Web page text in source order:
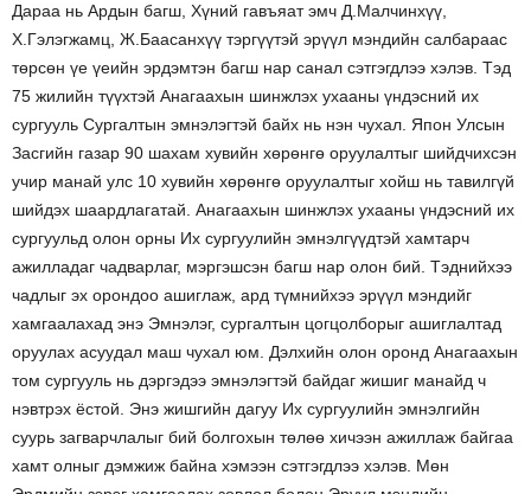
Дараа нь Ардын багш, Хүний гавъяат эмч Д.Малчинхүү,
Х.Гэлэгжамц, Ж.Баасанхүү тэргүүтэй эрүүл мэндийн салбараас
төрсөн үе үеийн эрдэмтэн багш нар санал сэтгэгдлээ хэлэв. Тэд
75 жилийн түүхтэй Анагаахын шинжлэх ухааны үндэсний их
сургууль Сургалтын эмнэлэгтэй байх нь нэн чухал. Япон Улсын
Засгийн газар 90 шахам хувийн хөрөнгө оруулалтыг шийдчихсэн
учир манай улс 10 хувийн хөрөнгө оруулалтыг хойш нь тавилгүй
шийдэх шаардлагатай. Анагаахын шинжлэх ухааны үндэсний их
сургуульд олон орны Их сургуулийн эмнэлгүүдтэй хамтарч
ажилладаг чадварлаг, мэргэшсэн багш нар олон бий. Тэднийхээ
чадлыг эх орондоо ашиглаж, ард түмнийхээ эрүүл мэндийг
хамгаалахад энэ Эмнэлэг, сургалтын цогцолборыг ашиглалтад
оруулах асуудал маш чухал юм. Дэлхийн олон оронд Анагаахын
том сургууль нь дэргэдээ эмнэлэгтэй байдаг жишиг манайд ч
нэвтрэх ёстой. Энэ жишгийн дагуу Их сургуулийн эмнэлгийн
суурь загварчлалыг бий болгохын төлөө хичээн ажиллаж байгаа
хамт олныг дэмжиж байна хэмээн сэтгэгдлээ хэлэв. Мөн